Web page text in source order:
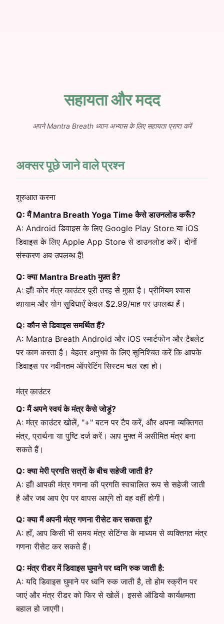
सहायता और मदद
अपने Mantra Breath ध्यान अभ्यास के लिए सहायता प्राप्त करें
अक्सर पूछे जाने वाले प्रश्न
शुरुआत करना
Q:मैं Mantra Breath Yoga Time कैसे डाउनलोड करूँ?
A: Android डिवाइस के लिए Google Play Store या iOS
डिवाइस के लिए Apple App Store से डाउनलोड करें। दोनों
संस्करण अब उपलब्ध हैं!
Q:क्या Mantra Breath मुफ़्त है?
A:हाँ! कोर मंत्र काउंटर पूरी तरह से मुफ़्त है। प्रीमियम श्वास
व्यायाम और योग सुविधाएँ केवल $2.99/माह पर उपलब्ध हैं।
Q:कौन से डिवाइस समर्थित हैं?
A: Mantra Breath Android और iOS स्मार्टफोन और टैबलेट
पर काम करता है। बेहतर अनुभव के लिए सुनिश्चित करें कि आपके
डिवाइस पर नवीनतम ऑपरेटिंग सिस्टम चल रहा हो।
मंत्र काउंटर
Q:मैं अपने स्वयं के मंत्र कैसे जोड़ूं?
A:मंत्र काउंटर खोलें, "+" बटन पर टैप करें, और अपना व्यक्तिगत
मंत्र, प्रार्थना या पुष्टि दर्ज करें। आप मुफ्त में असीमित मंत्र बना
सकते हैं।
Q:क्या मेरी प्रगति सत्रों के बीच सहेजी जाती है?
A:हाँ! आपकी मंत्र गणना की प्रगति स्वचालित रूप से सहेजी जाती
है और जब आप ऐप पर वापस आएंगे तो वह वहीं होगी।
Q:क्या मैं अपनी मंत्र गणना रीसेट कर सकता हूं?
A:हाँ, आप किसी भी समय मंत्र सेटिंग्स के माध्यम से व्यक्तिगत मंत्र
गणना रीसेट कर सकते हैं।
Q:मंत्र रीडर में डिवाइस घुमाने पर ध्वनि रुक जाती है:
A:यदि डिवाइस घुमाने पर ध्वनि रुक जाती है, तो होम स्क्रीन पर
जाएं और मंत्र रीडर को फिर से खोलें। इससे ऑडियो कार्यक्षमता
बहाल हो जाएगी।